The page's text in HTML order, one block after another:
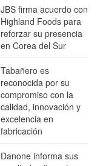
JBS firma acuerdo con
Highland Foods para
reforzar su presencia
en Corea del Sur
Tabañero es
reconocida por su
compromiso con la
calidad, innovación y
excelencia en
fabricación
Danone informa sus